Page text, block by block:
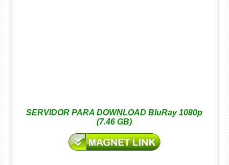
SERVIDOR PARA DOWNLOAD BluRay 1080p
(7.46 GB)